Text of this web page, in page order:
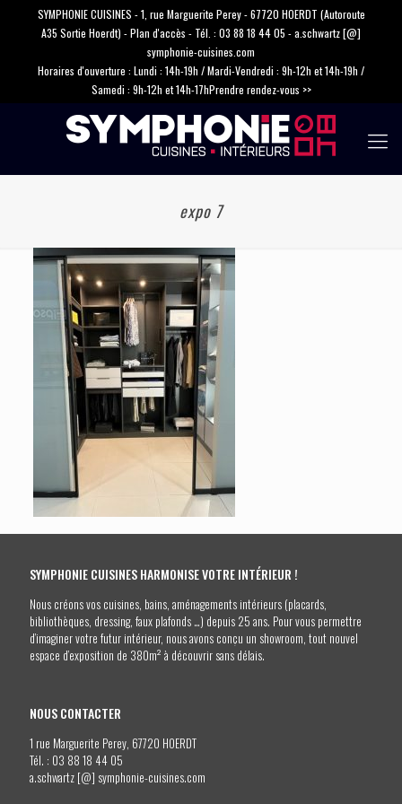
SYMPHONIE CUISINES - 1, rue Marguerite Perey - 67720 HOERDT (Autoroute
A35 Sortie Hoerdt) -Plan d'accès - Tél. : 03 88 18 44 05 -a.schwartz [@]
symphonie-cuisines.com
Horaires d'ouverture : Lundi : 14h-19h / Mardi-Vendredi : 9h-12h et 14h-19h /
Samedi : 9h-12h et 14h-17hPrendre rendez-vous >>
expo 7
SYMPHONIE CUISINES HARMONISE VOTRE INTÉRIEUR !
Nous créons vos cuisines, bains, aménagements intérieurs (placards,
bibliothèques, dressing, faux plafonds …) depuis 25 ans. Pour vous permettre
d’imaginer votre futur intérieur, nous avons conçu un showroom, tout nouvel
espace d’exposition de 380m² à découvrir sans délais.
NOUS CONTACTER
1 rue Marguerite Perey, 67720 HOERDT
Tél. : 03 88 18 44 05
a.schwartz [@] symphonie-cuisines.com